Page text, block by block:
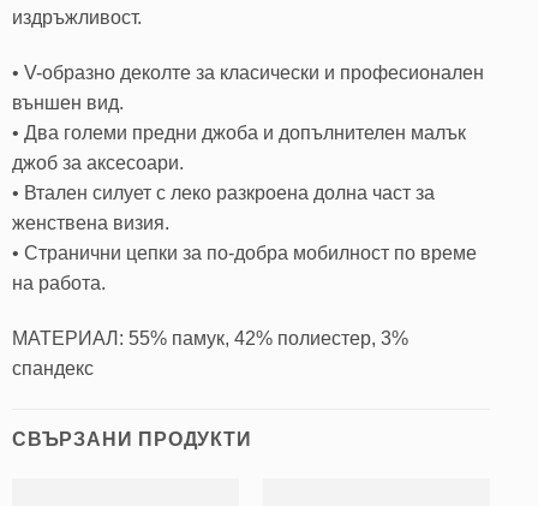
издръжливост.
• V-образно деколте за класически и професионален
външен вид.
• Два големи предни джоба и допълнителен малък
джоб за аксесоари.
• Втален силует с леко разкроена долна част за
женствена визия.
• Странични цепки за по-добра мобилност по време
на работа.
МАТЕРИАЛ: 55% памук, 42% полиестер, 3%
спандекс
СВЪРЗАНИ ПРОДУКТИ